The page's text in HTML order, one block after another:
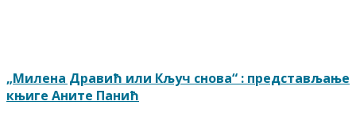
„Милена Дравић или Кључ снова“ : представљање
књиге Аните Панић